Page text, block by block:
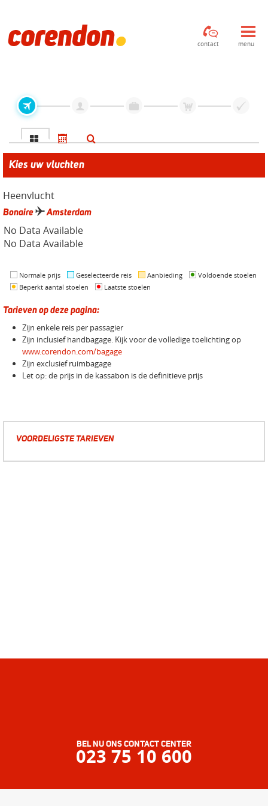
contact menu
Kies uw vluchten
Heenvlucht
Bonaire Amsterdam
No Data Available
No Data Available
Normale prijs Geselecteerde reis Aanbieding
Voldoende stoelen
Beperkt aantal stoelen
Laatste stoelen
Tarieven op deze pagina:
Zijn enkele reis per passagier
Zijn inclusief handbagage. Kijk voor de volledige toelichting op
www.corendon.com/bagage
Zijn exclusief ruimbagage
Let op: de prijs in de kassabon is de definitieve prijs
VOORDELIGSTE TARIEVEN
BEL NU ONS CONTACT CENTER
023 75 10 600